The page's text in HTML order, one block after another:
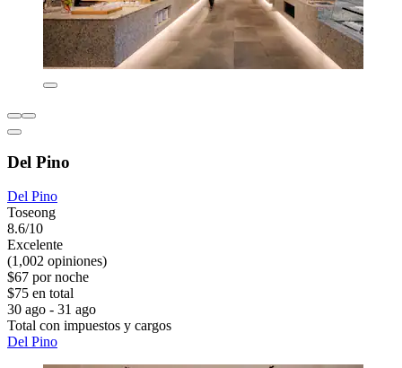
Del Pino
Del Pino
Toseong
8.6/10
Excelente
(1,002 opiniones)
$67 por noche
$75 en total
30 ago - 31 ago
Total con impuestos y cargos
Del Pino